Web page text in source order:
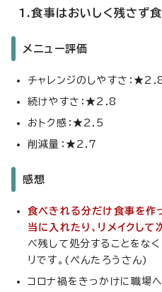
1.食事はおいしく残さず食
メニュー評価
チャレンジのしやすさ：
続けやすさ：★2.8
おトク感：★2.5
削減量：★2.7
感想
食べきれる分だけ食事を作
当に入れたり、リメイクし
べ残して処分することをな
リです。(ぺんたろうさん)
コロナ禍をきっかけに職場